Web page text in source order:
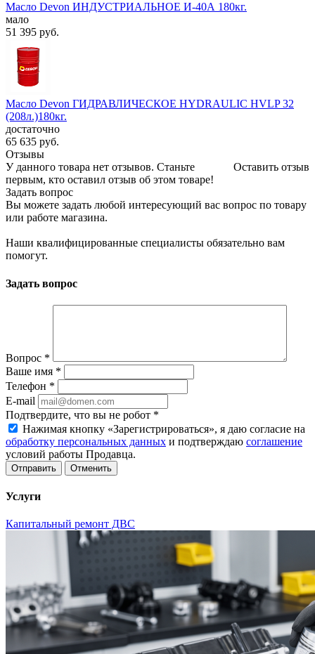
Масло Devon ИНДУСТРИАЛЬНОЕ И-40А 180кг.
мало
51 395 руб.
Масло Devon ГИДРАВЛИЧЕСКОЕ HYDRAULIC HVLP 32
(208л.)180кг.
достаточно
65 635 руб.
Отзывы
Оставить отзыв
У данного товара нет отзывов. Станьте
первым, кто оставил отзыв об этом товаре!
Задать вопрос
Вы можете задать любой интересующий вас вопрос по товару
или работе магазина.
Наши квалифицированные специалисты обязательно вам
помогут.
Задать вопрос
Вопрос *
Ваше имя *
Телефон *
E-mail
Подтвердите, что вы не робот *
Нажимая кнопку «Зарегистрироваться», я даю согласие на
обработку персональных данных и подтверждаю соглашение
условий работы Продавца.
Отменить
Услуги
Капитальный ремонт ДВС